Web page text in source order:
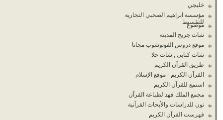
خليجي
مؤسسة ابراهيم الصحبي التجارية
للتقسيط
موضوع
شات جريح المدينة
موقع دروس الفوتوشوب مجانا
شات كتابى , شات حلا
طريق القرآن الكريم
القرآن الكريم - موقع الإسلام
استمع للقرآن الكريم
مجمع الملك فهد لطباعة القرآن
نون للدراسات والأبحاث القرآنية
فهرست القرآن الكريم